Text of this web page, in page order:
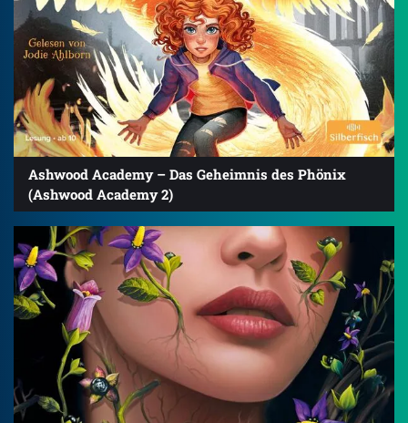
Ashwood Academy – Das Geheimnis des Phönix
(Ashwood Academy 2)